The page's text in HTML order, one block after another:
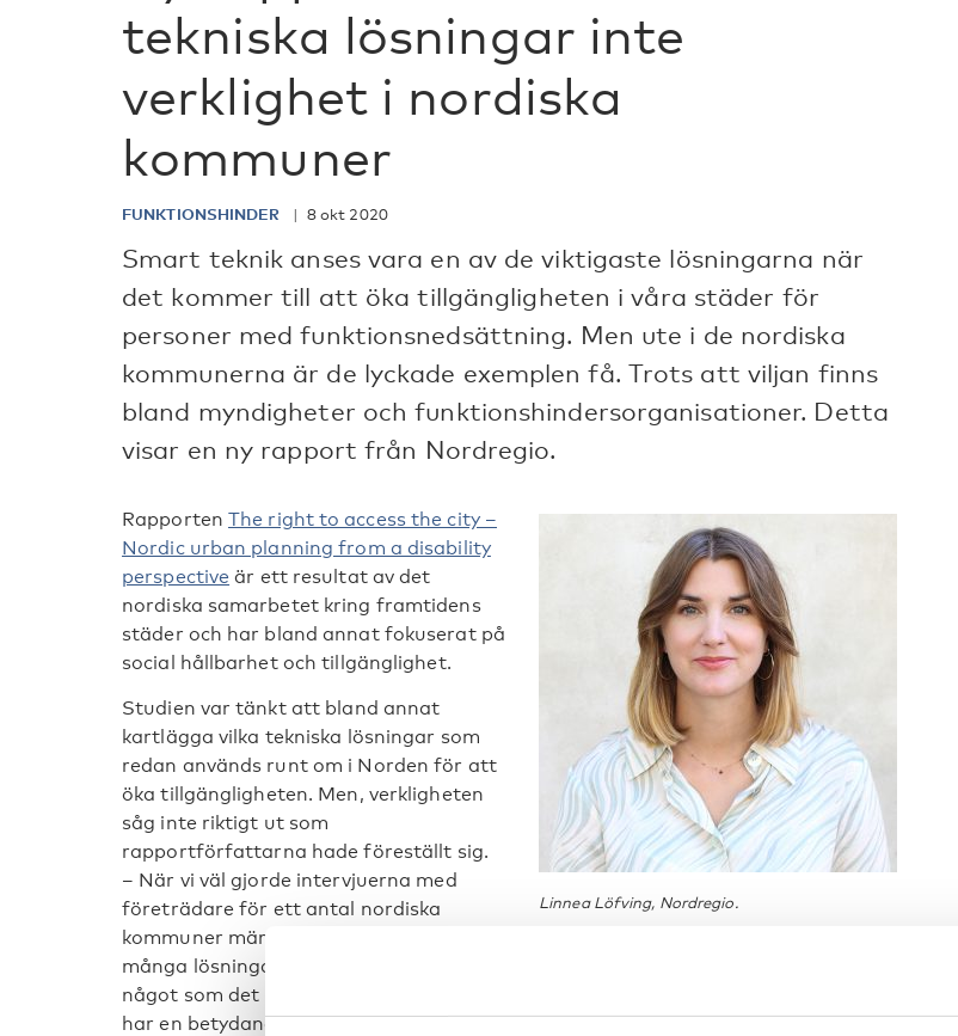
tekniska lösningar inte
verklighet i nordiska
kommuner
FUNKTIONSHINDER 8 okt 2020
Smart teknik anses vara en av de viktigaste lösningarna när
det kommer till att öka tillgängligheten i våra städer för
personer med funktionsnedsättning. Men ute i de nordiska
kommunerna är de lyckade exemplen få. Trots att viljan finns
bland myndigheter och funktionshindersorganisationer. Detta
visar en ny rapport från Nordregio.
Linnea Löfving, Nordregio.
Rapporten The right to access the city –
Nordic urban planning from a disability
perspective är ett resultat av det
nordiska samarbetet kring framtidens
städer och har bland annat fokuserat på
social hållbarhet och tillgänglighet.
Studien var tänkt att bland annat
kartlägga vilka tekniska lösningar som
redan används runt om i Norden för att
öka tillgängligheten. Men, verkligheten
såg inte riktigt ut som
rapportförfattarna hade föreställt sig.
– När vi väl gjorde intervjuerna med
företrädare för ett antal nordiska
kommuner märkte vi att det inte fanns så
många lösningar. Det är alltså främst
något som det pratas väldigt mycket om på nationell nivå, men som i nuläget inte
har en betydande roll i de kommuner vi undersökt, säger Linnea Löfving som